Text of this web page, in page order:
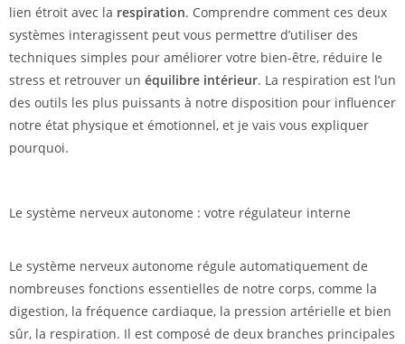
lien étroit avec la respiration. Comprendre comment ces deux
systèmes interagissent peut vous permettre d’utiliser des
techniques simples pour améliorer votre bien-être, réduire le
stress et retrouver un équilibre intérieur. La respiration est l’un
des outils les plus puissants à notre disposition pour influencer
notre état physique et émotionnel, et je vais vous expliquer
pourquoi.
Le système nerveux autonome : votre régulateur interne
Le système nerveux autonome régule automatiquement de
nombreuses fonctions essentielles de notre corps, comme la
digestion, la fréquence cardiaque, la pression artérielle et bien
sûr, la respiration. Il est composé de deux branches principales